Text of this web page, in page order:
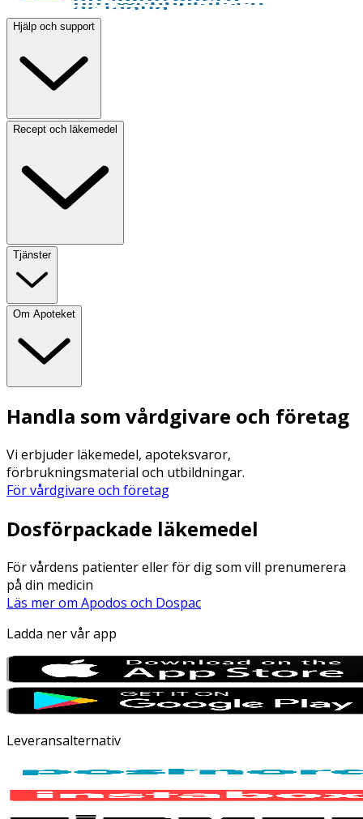
Hjälp och support
Recept och läkemedel
Tjänster
Om Apoteket
Handla som vårdgivare och företag
Vi erbjuder läkemedel, apoteksvaror,
förbrukningsmaterial och utbildningar.
För vårdgivare och företag
Dosförpackade läkemedel
För vårdens patienter eller för dig som vill prenumerera
på din medicin
Läs mer om Apodos och Dospac
Ladda ner vår app
Leveransalternativ